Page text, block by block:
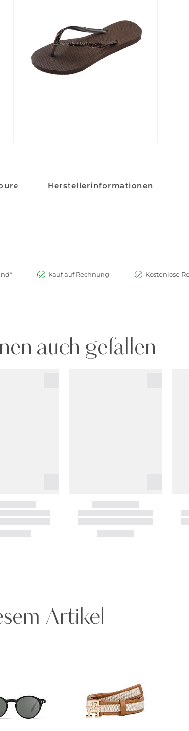
Herstellerinformationen
Kauf auf Rechnung Kostenlose
auch gefallen
Artikel